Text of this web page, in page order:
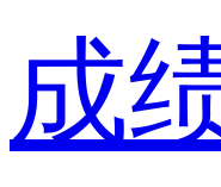
成